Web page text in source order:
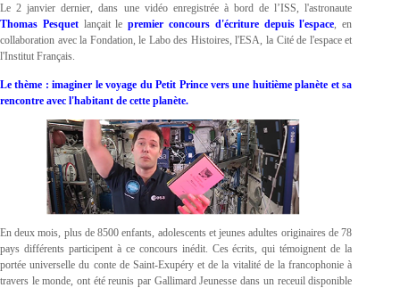
Le 2 janvier dernier, dans une vidéo enregistrée à bord de l’ISS, l'astronaute
Thomas Pesquetlançait lepremier concours d'écriture depuis l'espace, en
collaboration avec la Fondation, le Labo des Histoires, l'ESA, la Cité de l'espace et
l'Institut Français.
Le thème : imaginer le voyage du Petit Prince vers une huitième planète et sa
rencontre avec l'habitant de cette planète.
En deux mois, plus de 8500 enfants, adolescents et jeunes adultes originaires de 78
pays différents participent à ce concours inédit. Ces écrits, qui témoignent de la
portée universelle du conte de Saint-Exupéry et de la vitalité de la francophonie à
travers le monde, ont été reunis par Gallimard Jeunesse dans un receuil disponible